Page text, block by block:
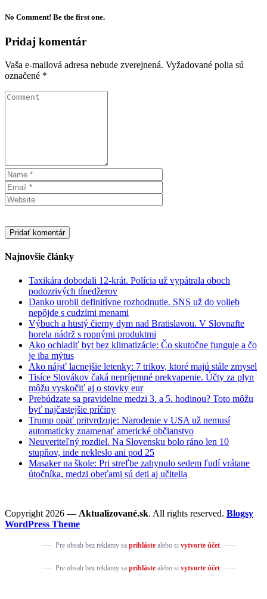
No Comment! Be the first one.
Pridaj komentár
Vaša e-mailová adresa nebude zverejnená. Vyžadované polia sú
označené *
Najnovšie články
Taxikára dobodali 12-krát. Polícia už vypátrala oboch
podozrivých tínedžerov
Danko urobil definitívne rozhodnutie. SNS už do volieb
nepôjde s cudzími menami
Výbuch a hustý čierny dym nad Bratislavou. V Slovnafte
horela nádrž s ropnými produktmi
Ako ochladiť byt bez klimatizácie: Čo skutočne funguje a čo
je iba mýtus
Ako nájsť lacnejšie letenky: 7 trikov, ktoré majú stále zmysel
Tisíce Slovákov čaká nepríjemné prekvapenie. Účty za plyn
môžu vyskočiť aj o stovky eur
Prebúdzate sa pravidelne medzi 3. a 5. hodinou? Toto môžu
byť najčastejšie príčiny
Trump opäť pritvrdzuje: Narodenie v USA už nemusí
automaticky znamenať americké občianstvo
Neuveriteľný rozdiel. Na Slovensku bolo ráno len 10
stupňov, inde nekleslo ani pod 25
Masaker na škole: Pri streľbe zahynulo sedem ľudí vrátane
útočníka, medzi obeťami sú deti aj učitelia
Copyright 2026 — Aktualizované.sk. All rights reserved. Blogsy
WordPress Theme
Pre obsah bez reklamy sa prihlástealebo si vytvorte účet.